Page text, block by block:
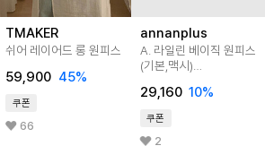
TMAKER
쉬어 레이어드 롱 원피스
59,900 45%
쿠폰
66
annanplus
A. 라일린 베이직 원피스
(기본,맥시)
빅사이즈
29,160 10%
쿠폰
2